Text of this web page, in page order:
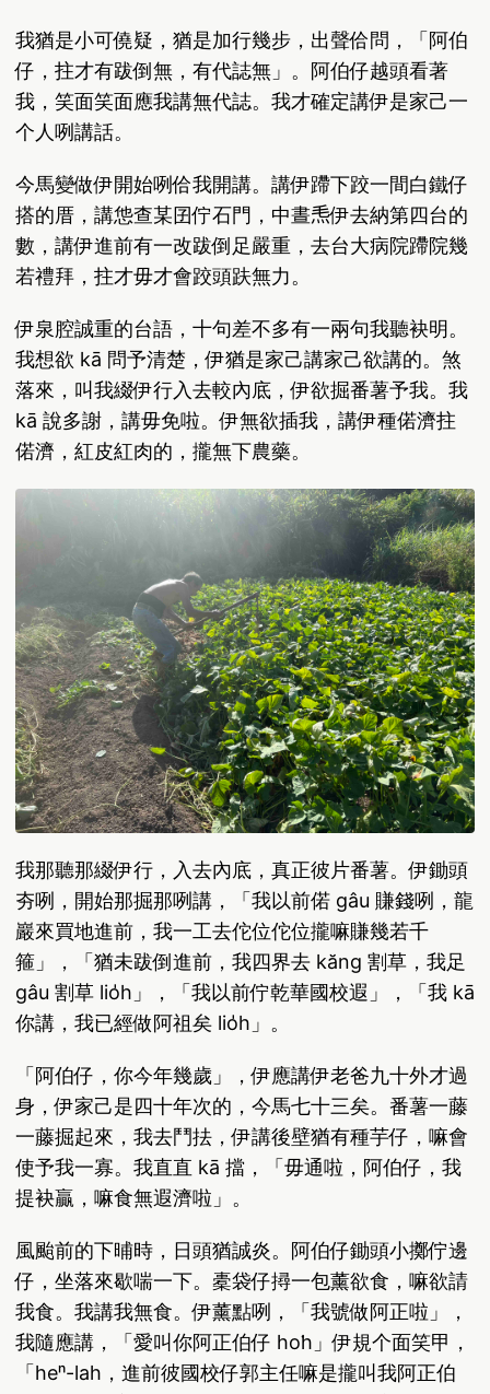
我猶是小可僥疑，猶是加行幾步，出聲佮問，「阿伯
仔，拄才有跋倒無，有代誌無」。阿伯仔越頭看著
我，笑面笑面應我講無代誌。我才確定講伊是家己一
个人咧講話。
今馬變做伊開始咧佮我開講。講伊蹛下跤一間白鐵仔
搭的厝，講怹查某囝佇石門，中晝𤆬伊去納第四台的
數，講伊進前有一改跋倒足嚴重，去台大病院蹛院幾
若禮拜，拄才毋才會跤頭趺無力。
伊泉腔誠重的台語，十句差不多有一兩句我聽袂明。
我想欲 kā 問予清楚，伊猶是家己講家己欲講的。煞
落來，叫我綴伊行入去較內底，伊欲掘番薯予我。我
kā 說多謝，講毋免啦。伊無欲插我，講伊種偌濟拄
偌濟，紅皮紅肉的，攏無下農藥。
我那聽那綴伊行，入去內底，真正彼片番薯。伊鋤頭
夯咧，開始那掘那咧講，「我以前偌 gâu 賺錢咧，龍
巖來買地進前，我一工去佗位佗位攏嘛賺幾若千
箍」，「猶未跋倒進前，我四界去 kăng 割草，我足
gâu 割草 lio̍h」，「我以前佇乾華國校遐」，「我 kā
你講，我已經做阿祖矣 lio̍h」。
「阿伯仔，你今年幾歲」，伊應講伊老爸九十外才過
身，伊家己是四十年次的，今馬七十三矣。番薯一藤
一藤掘起來，我去鬥抾，伊講後壁猶有種芋仔，嘛會
使予我一寡。我直直 kā 擋，「毋通啦，阿伯仔，我
提袂贏，嘛食無遐濟啦」。
風颱前的下晡時，日頭猶誠炎。阿伯仔鋤頭小擲佇邊
仔，坐落來歇喘一下。橐袋仔撏一包薰欲食，嘛欲請
我食。我講我無食。伊薰點咧，「我號做阿正啦」，
我隨應講，「愛叫你阿正伯仔 ho͘h」伊規个面笑甲，
「heⁿ-lah，進前彼國校仔郭主任嘛是攏叫我阿正伯